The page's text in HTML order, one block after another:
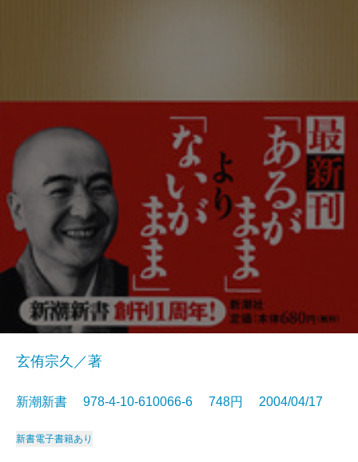
玄侑宗久／著
新潮新書 978-4-10-610066-6 748円 2004/04/17
新書電子書籍あり